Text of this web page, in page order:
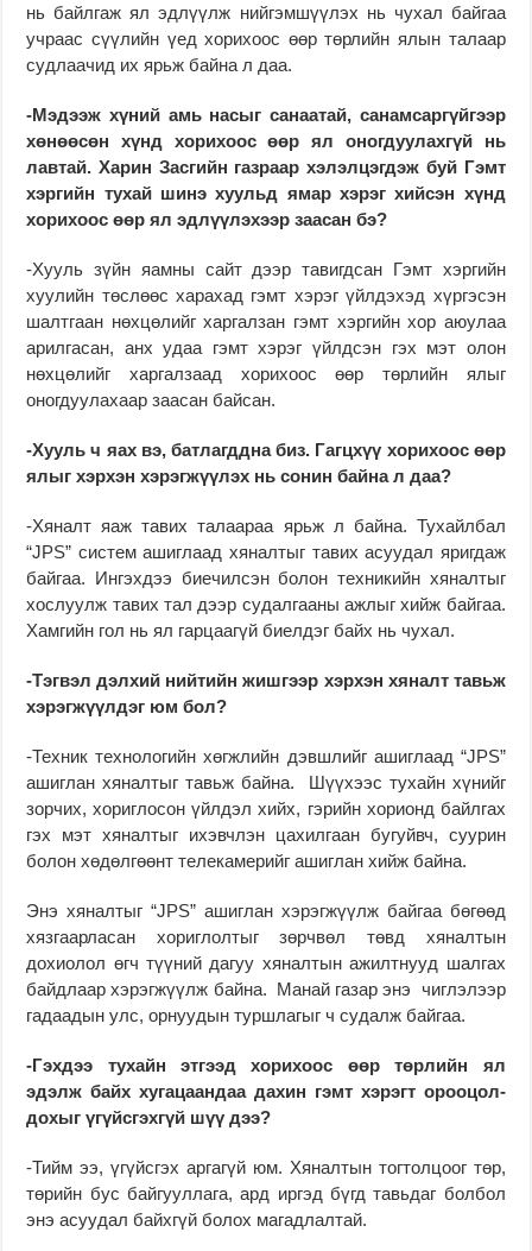
нь байлгаж ял эдлүүлж нийгэмшүүлэх нь чухал байгаа
учраас сүүлийн үед хорихоос өөр төрлийн ялын талаар
судлаачид их ярьж байна л даа.
-Мэдээж хүний амь насыг санаатай, санамсаргүйгээр
хөнөөсөн хүнд хорихоос өөр ял оногдуулахгүй нь
лав­тай. Харин Засгийн газ­раар хэлэлцэгдэж буй Гэмт
хэргийн тухай шинэ хуульд ямар хэрэг хийсэн хүнд
хорихоос өөр ял эдлүү­лэхээр заасан бэ?
-Хууль зүйн яамны сай­т дээр тавигдсан Гэмт хэргийн
хуулийн төслөөс харахад гэмт хэрэг үйлдэхэд хүргэсэн
шалтгаан нөхцөлийг хар­галзан гэмт хэргийн хор аюулаа
арилгасан, анх удаа гэмт хэрэг үйлдсэн гэх мэт олон
нөхцөлийг харгалзаад хорихоос өөр төрлийн ялыг
оногдуулахаар заасан бай­сан.
-Хууль ч яах вэ, батлагд­дна биз. Гагцхүү хорихоос өөр
ялыг хэрхэн хэрэг­жүүлэх нь сонин байна л даа?
-Хяналт яаж тавих талаа­раа ярьж л байна. Тухайл­бал
“JPS” систем ашиглаад хяналтыг тавих асуудал яригдаж
байгаа. Ингэхдээ биечилсэн болон техникийн хя­нал­тыг
хослуулж тавих тал дээр судалгааны ажлыг хийж байгаа.
Хамгийн гол нь ял гарцаагүй биелдэг байх нь чухал.
-Тэгвэл дэлхий нийтийн жишгээр хэрхэн хяналт тавьж
хэрэгжүүлдэг юм бол?
-Техник технологийн хөгж­лийн дэвшлийг ашиг­­лаад “JPS”
ашиглан хянал­тыг тавьж байна. Шүүхээс тухайн хүнийг
зорчих, хориглосон үйлдэл хийх, гэрийн хорионд байлгах
гэх мэт хяналтыг ихэвчлэн цахилгаан бугуйвч, суу­рин
болон хөдөлгөөнт теле­камерийг ашиглан хийж байна.
Энэ хяналтыг “JPS” ашиглан хэрэгжүүлж бай­гаа бөгөөд
хязгаарласан хо­риг­лолтыг зөрчвөл төвд хянал­тын
дохиолол өгч түү­ний дагуу хяналтын ажилт­­нууд шалгах
байдлаар хэрэгжүүлж байна. Манай газар энэ чиглэлээр
гадаадын улс, орнуудын туршлагыг ч судалж байгаа.
-Гэхдээ тухайн этгээд хорихоос өөр төрлийн ял
эдэлж байх хугацаандаа да­­хин гэмт хэрэгт ороо­цол­
дохыг үгүйсгэхгүй шүү дээ?
-Тийм ээ, үгүйсгэх ар­гагүй юм. Хяналтын тог­тол­­цоог төр,
төрийн бус бай­гуул­лага, ард иргэд бүгд тавьдаг болбол
энэ асуудал байхгүй болох магадлалтай.